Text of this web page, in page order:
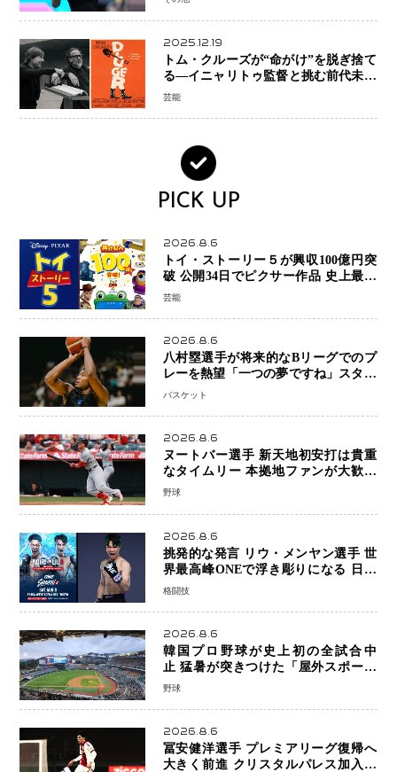
2025.12.19
トム・クルーズが“命がけ”を脱ぎ捨て
る―イニャリトゥ監督と挑む前代未聞
の大惨事コメディ「DIGGER ディガ
芸能
PICK UP
2026.8.6
トイ・ストーリー５が興収100億円突
破 公開34日でピクサー作品 史上最速
日本歴代シリーズ最高更新も目前
芸能
2026.8.6
八村塁選手が将来的なBリーグでのプ
レーを熱望「一つの夢ですね」スター
帰還がリーグ価値を押し上げる可能性
バスケット
2026.8.6
ヌートバー選手 新天地初安打は貴重
なタイムリー 本拠地ファンが大歓声
笑顔で歓喜
野球
2026.8.6
挑発的な発言 リウ・メンヤン選手 世
界最高峰ONEで浮き彫りになる 日本
キックボクシングが直面する“技術
格闘技
2026.8.6
韓国プロ野球が史上初の全試合中
止 猛暑が突きつけた「屋外スポーツ
の限界」 日本発のドーム型施設時代
野球
2026.8.6
冨安健洋選手 プレミアリーグ復帰へ
大きく前進 クリスタルパレス加入目